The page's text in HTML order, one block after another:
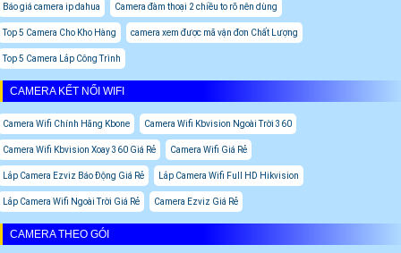
Báo giá camera ip dahua Camera đàm thoại 2 chiều to rõ nên dùng
Top 5 Camera Cho Kho Hàng camera xem được mã vận đơn Chất Lượng
Top 5 Camera Lắp Công Trình
CAMERA KẾT NỐI WIFI
Camera Wifi Chính Hãng Kbone Camera Wifi Kbvision Ngoài Trời 360
Camera Wifi Kbvision Xoay 360 Giá Rẻ Camera Wifi Giá Rẻ
Lắp Camera Ezviz Báo Động Giá Rẻ Lắp Camera Wifi Full HD Hikvision
Lắp Camera Wifi Ngoài Trời Giá Rẻ Camera Ezviz Giá Rẻ
CAMERA THEO GÓI